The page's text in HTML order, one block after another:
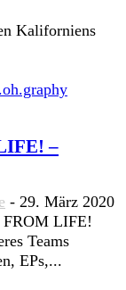
Kaliforniens
–
- 29. März 2020
FROM LIFE!
Teams
EPs,...